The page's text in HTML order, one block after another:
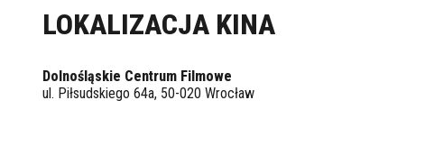
LOKALIZACJA KINA
Dolnośląskie Centrum Filmowe
ul. Piłsudskiego 64a, 50-020 Wrocław